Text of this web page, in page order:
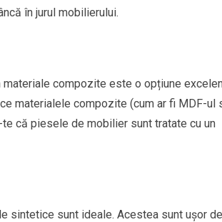
în jurul mobilierului.
compozite este o opțiune
materialele compozite (cum ar fi MDF-ul
că piesele de mobilier sunt tratate cu un
sintetice sunt ideale. Acestea sunt ușor de